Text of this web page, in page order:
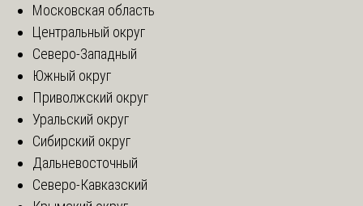
Московская область
Центральный округ
Северо-Западный
Южный округ
Приволжский округ
Уральский округ
Сибирский округ
Дальневосточный
Северо-Кавказский